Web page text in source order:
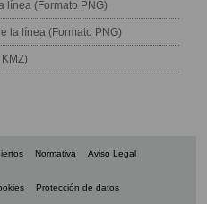
línea (Formato PNG)
la línea (Formato PNG)
Normativa Aviso Legal
Protección de datos